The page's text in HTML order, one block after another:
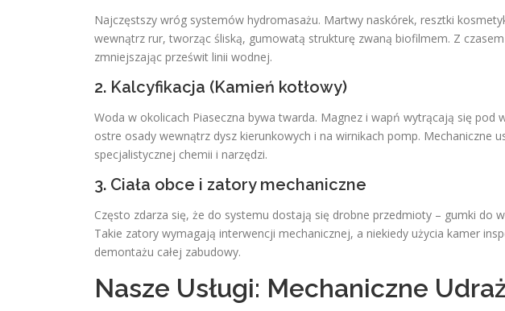
Najczęstszy wróg systemów hydromasażu. Martwy naskórek, resztki
wewnątrz rur, tworząc śliską, gumowatą strukturę zwaną biofilmem. Z
zmniejszając prześwit linii wodnej.
2. Kalcyfikacja (Kamień kotłowy)
Woda w okolicach Piaseczna bywa twarda. Magnez i wapń wytrącają się pod
ostre osady wewnątrz dysz kierunkowych i na wirnikach pomp. Mechaniczne
specjalistycznej chemii i narzędzi.
3. Ciała obce i zatory mechaniczne
Często zdarza się, że do systemu dostają się drobne przedmioty – gumki do
Takie zatory wymagają interwencji mechanicznej, a niekiedy użycia kamer
demontażu całej zabudowy.
Nasze Usługi: Mechaniczne